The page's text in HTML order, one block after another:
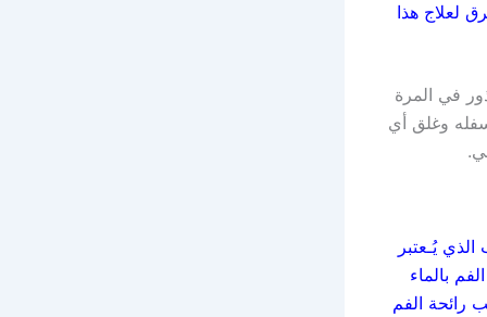
لعلاج هذا
في المرة
وغلق أي
يُـعتبر
بالماء
رائحة الفم